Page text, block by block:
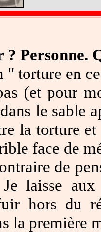
? Personne.
" torture en
(et pour
le sable
la torture
face de
de
laisse
hors du
la première